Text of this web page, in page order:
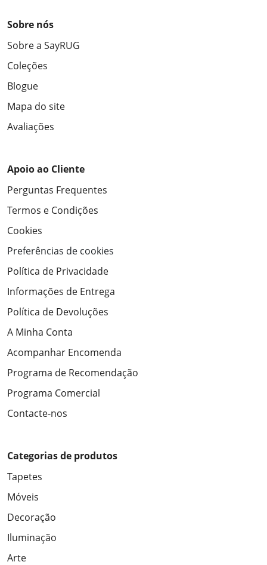
Sobre nós
Sobre a SayRUG
Coleções
Blogue
Mapa do site
Avaliações
Apoio ao Cliente
Perguntas Frequentes
Termos e Condições
Cookies
Preferências de cookies
Política de Privacidade
Informações de Entrega
Política de Devoluções
A Minha Conta
Acompanhar Encomenda
Programa de Recomendação
Programa Comercial
Contacte-nos
Categorias de produtos
Tapetes
Móveis
Decoração
Iluminação
Arte